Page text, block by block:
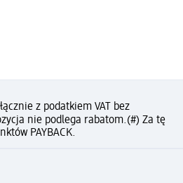
z podatkiem VAT bez
nie podlega rabatom.(#) Za tę
PAYBACK.